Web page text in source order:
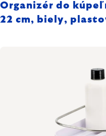
Organizér do
22 cm, biely,